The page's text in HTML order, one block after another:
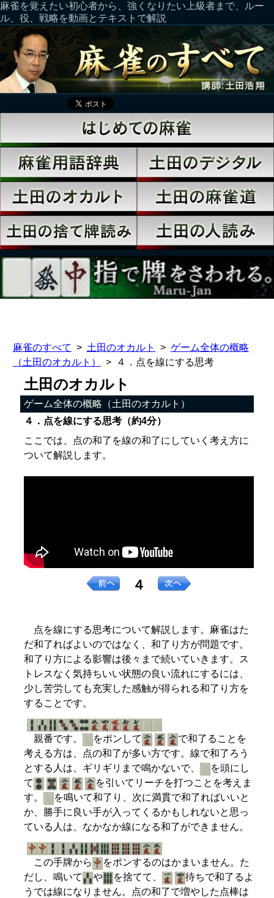
麻雀を覚えたい初心者から、強くなりたい上級者まで、ルー
ル、役、戦略を動画とテキストで解説
麻雀のすべて 土田のオカルト
ゲーム全体の概略
（土田のオカルト）
４．点を線にする思考
土田のオカルト
ゲーム全体の概略（土田のオカルト）
４．点を線にする思考（約4分）
ここでは、点の和了を線の和了にしていく考え方に
ついて解説します。
４
点を線にする思考について解説します。麻雀はた
だ和了ればよいのではなく、和了り方が問題です。
和了り方による影響は後々まで続いていきます。ス
トレスなく気持ちいい状態の良い流れにするには、
少し苦労しても充実した感触が得られる和了り方を
することです。
親番です。 をポンして
で和了ることを
考える方は、点の和了が多い方です。線で和了ろう
とする人は、ギリギリまで鳴かないで、
を頭にし
て
を引いてリーチを打つことを考えま
す。
を鳴いて和了り、次に満貫で和了ればいいと
か、勝手に良い手が入ってくるかもしれないと思っ
ている人は、なかなか線になる和了ができません。
この手牌から
をポンするのはかまいません。た
だし、鳴いて
や を捨てて、
待ちで和了るよ
うでは線になりません。点の和了で増やした点棒は